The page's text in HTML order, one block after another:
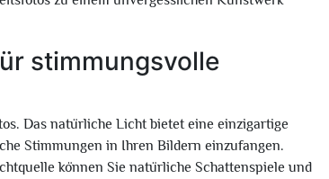
stimmungsvolle
Das natürliche Licht bietet eine einzigartige
Stimmungen in Ihren Bildern einzufangen.
können Sie natürliche Schattenspiele und